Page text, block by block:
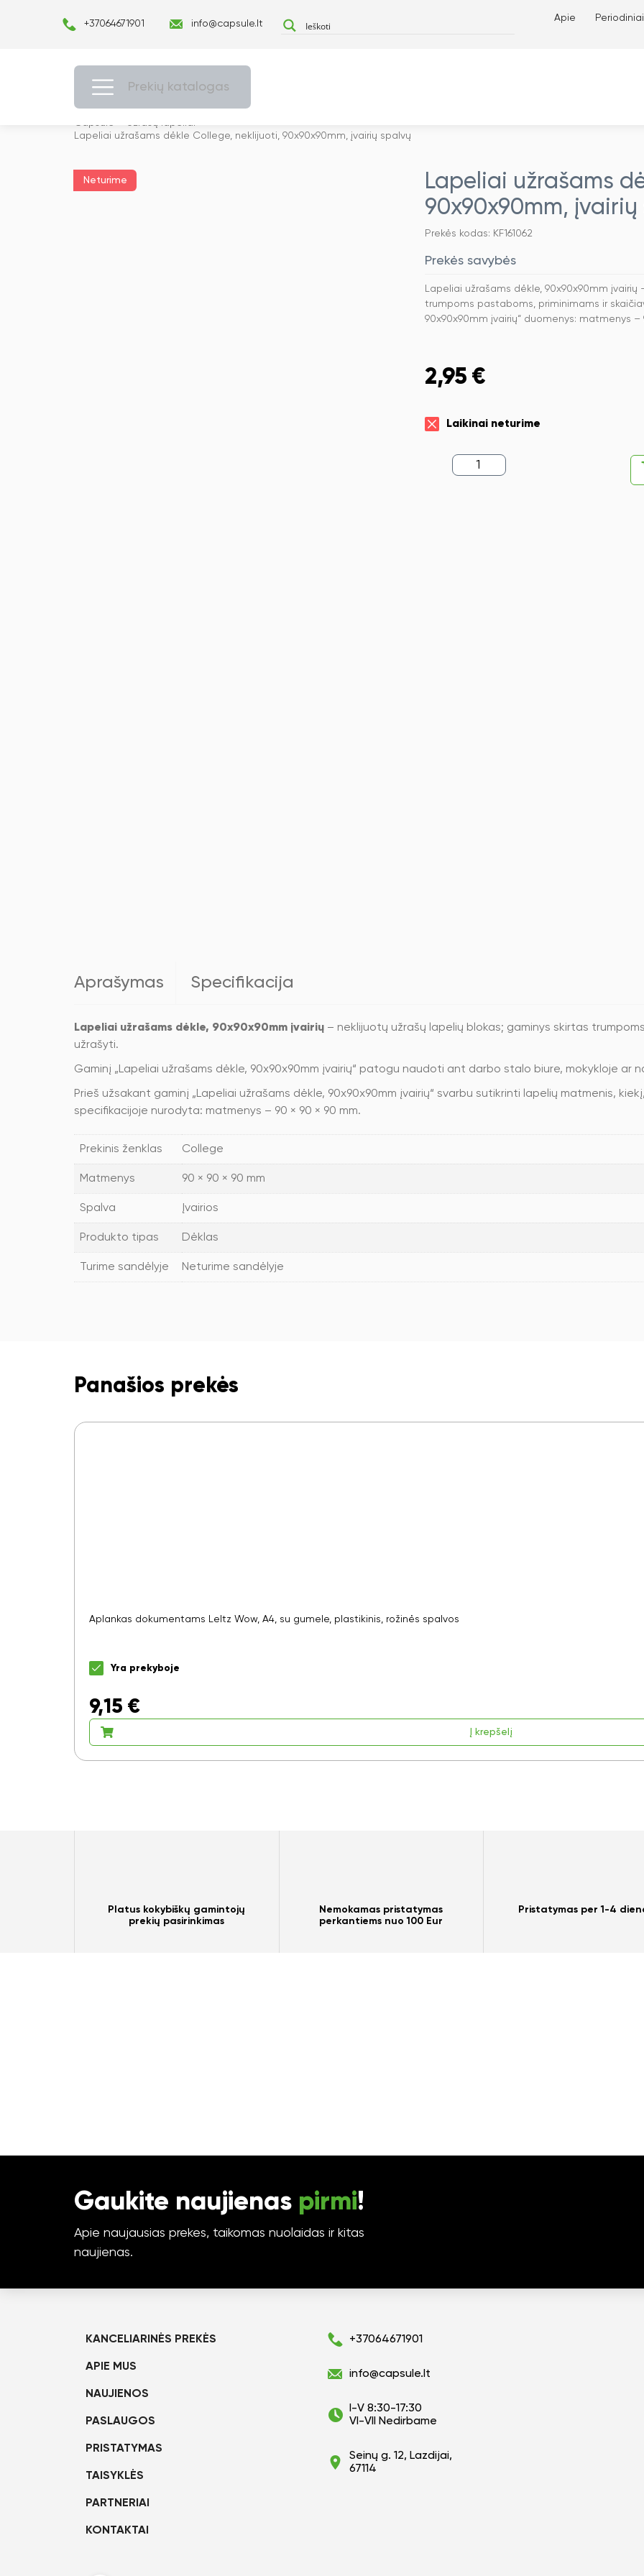
+37064671901 info@capsule.lt
Apie
Prekių katalogas
Capsulė Užrašų lapeliai
Lapeliai užrašams dėkle College, neklijuoti, 90x90x90mm, įvairių spalvų
Neturime
Lapeliai užrašams
90x90x90mm, įvairių
Prekės kodas: KF161062
Prekės savybės
Lapeliai užrašams dėkle, 90x90x90mm
trumpoms pastaboms, priminimams ir
90x90x90mm įvairių“ duomenys: matmenys –
2,95 €
Laikinai neturime
produkto
kiekis:
Aprašymas Specifikacija
Lapeliai užrašams dėkle, 90x90x90mm įvairių – neklijuotų užrašų lapelių blokas; gaminys skirtas
užrašyti.
Gaminį „Lapeliai užrašams dėkle, 90x90x90mm įvairių“ patogu naudoti ant darbo stalo biure, mokykloje ar
Prieš užsakant gaminį „Lapeliai užrašams dėkle, 90x90x90mm įvairių“ svarbu sutikrinti lapelių matmenis,
specifikacijoje nurodyta: matmenys – 90 × 90 × 90 mm.
Prekinis ženklas College
Matmenys 90 × 90 × 90 mm
Spalva Įvairios
Produkto tipas Dėklas
Turime sandėlyje Neturime sandėlyje
Panašios prekės
Aplankas dokumentams LeItz Wow, A4, su gumele, plastikinis, rožinės spalvos
Yra prekyboje
9,15 €
Į krepšelį
Platus kokybiškų gamintojų
prekių pasirinkimas
Nemokamas pristatymas
perkantiems nuo 100 Eur
Pristatymas per 1-4
Gaukite naujienas pirmi!
Apie naujausias prekes, taikomas nuolaidas ir kitas
naujienas.
KANCELIARINĖS PREKĖS
APIE MUS
NAUJIENOS
PASLAUGOS
PRISTATYMAS
TAISYKLĖS
PARTNERIAI
KONTAKTAI
+37064671901
info@capsule.lt
I-V 8:30-17:30
VI-VII Nedirbame
Seinų g. 12, Lazdijai,
67114